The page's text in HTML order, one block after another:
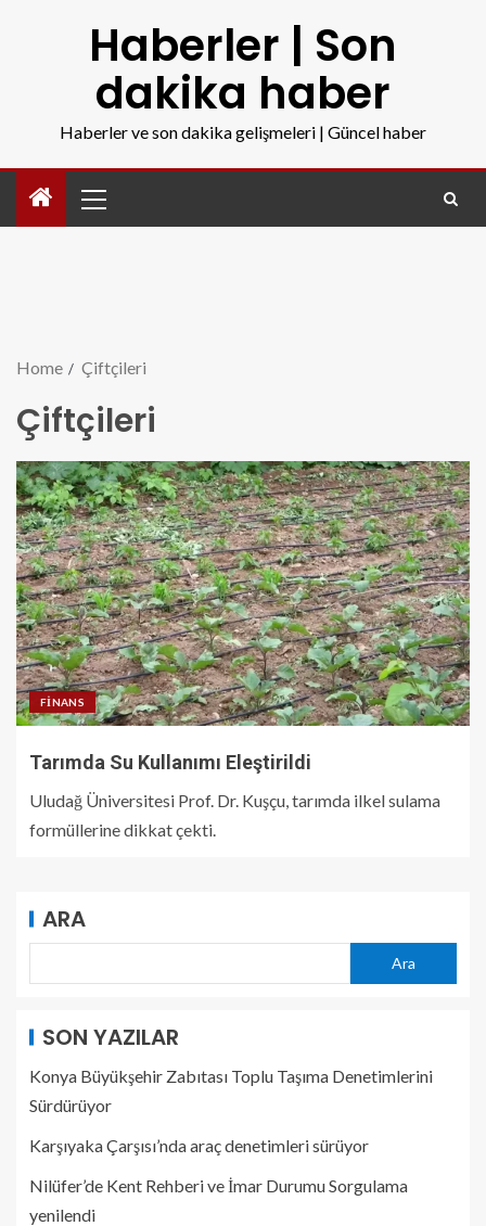
Haberler | Son
dakika haber
Haberler ve son dakika gelişmeleri | Güncel haber
Home Çiftçileri
Çiftçileri
FINANS
Tarımda Su Kullanımı Eleştirildi
Uludağ Üniversitesi Prof. Dr. Kuşçu, tarımda ilkel sulama
formüllerine dikkat çekti.
ARA
Ara
SON YAZILAR
Konya Büyükşehir Zabıtası Toplu Taşıma Denetimlerini
Sürdürüyor
Karşıyaka Çarşısı’nda araç denetimleri sürüyor
Nilüfer’de Kent Rehberi ve İmar Durumu Sorgulama
yenilendi